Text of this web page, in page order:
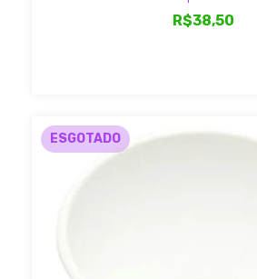
R$38,50
ESGOTADO